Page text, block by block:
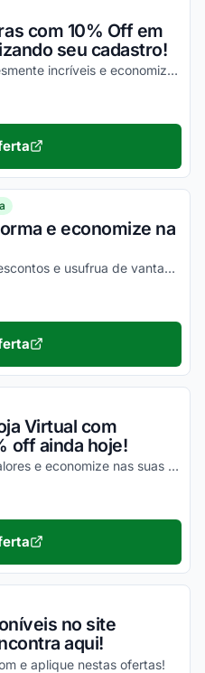
com 10% Off em
seu cadastro!
Desfrute de vantagens simplesmente incríveis e economize com facilidade!
e economize na
Aproveite com os melhores descontos e usufrua de vantagens incríveis!
Virtual com
off ainda hoje!
Aproveite com os melhores valores e economize nas suas compras de uma maneira incrível!
no site
aqui!
e aplique nestas ofertas!